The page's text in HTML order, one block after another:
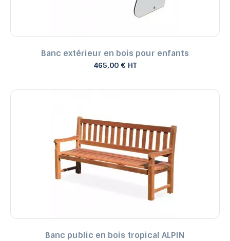
Banc extérieur en bois pour enfants
465,00 € HT
Banc public en bois tropical ALPIN